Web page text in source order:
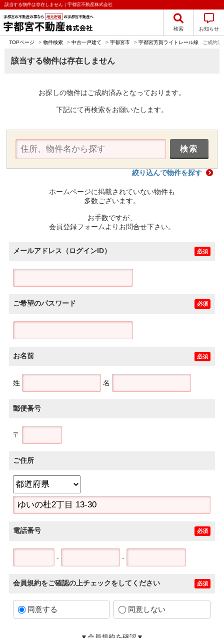
該当する物件は存在しません｜宇都宮不動産株式会社
検索 お知らせ
TOPページ > 物件検索 > 中古一戸建て > 宇都宮市 > 宇都宮芳賀ライトレール線 ご成約済
該当する物件は存在しません
お探しの物件はご成約済みとなっております。
下記にて再検索をお願いたします。
絞り込んで物件を探す
ホームページに掲載されていない物件も
多数ございます。
お手数ですが、
会員登録フォームよりお問合せ下さい。
メールアドレス（ログインID） 必須
ご希望のパスワード 必須
お名前 必須
姓 名
郵便番号
〒
ご住所
電話番号 必須
- -
会員規約をご確認の上チェックをしてください 必須
同意する 同意しない